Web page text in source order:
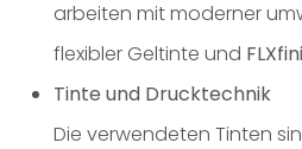
arbeiten mit moderner
flexibler Geltinte und
Tinte und Drucktechnik
Die verwendeten Tinten